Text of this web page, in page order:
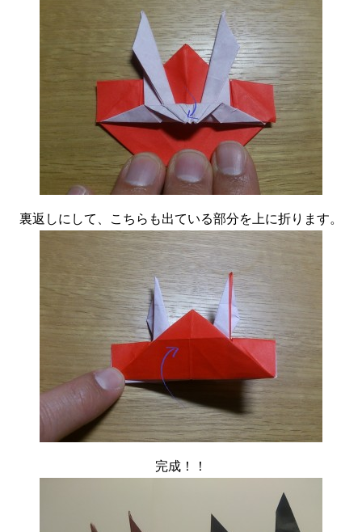
裏返しにして、こちらも出ている部分を上に折ります。
完成！！